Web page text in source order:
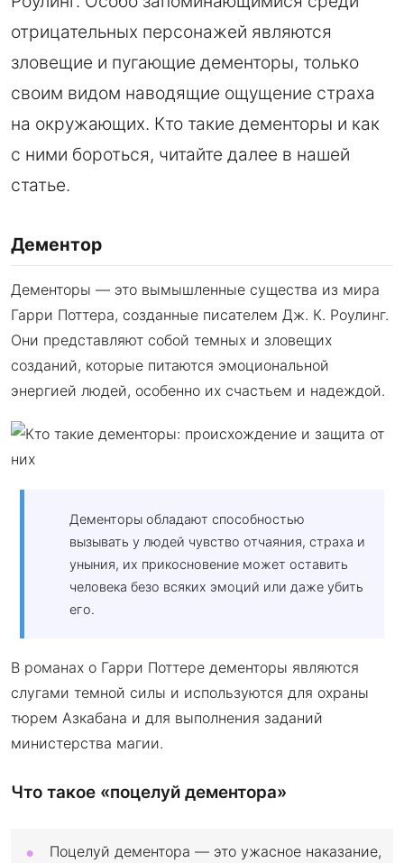
отрицательных персонажей являются
зловещие и пугающие дементоры, только
своим видом наводящие ощущение страха
на окружающих. Кто такие дементоры и как
с ними бороться, читайте далее в нашей
статье.
Дементор
Дементоры — это вымышленные существа из мира
Гарри Поттера, созданные писателем Дж. К. Роулинг.
Они представляют собой темных и зловещих
созданий, которые питаются эмоциональной
энергией людей, особенно их счастьем и надеждой.
Дементоры обладают способностью
вызывать у людей чувство отчаяния, страха и
уныния, их прикосновение может оставить
человека безо всяких эмоций или даже убить
его.
В романах о Гарри Поттере дементоры являются
слугами темной силы и используются для охраны
тюрем Азкабана и для выполнения заданий
министерства магии.
Что такое «поцелуй дементора»
Поцелуй дементора — это ужасное наказание,